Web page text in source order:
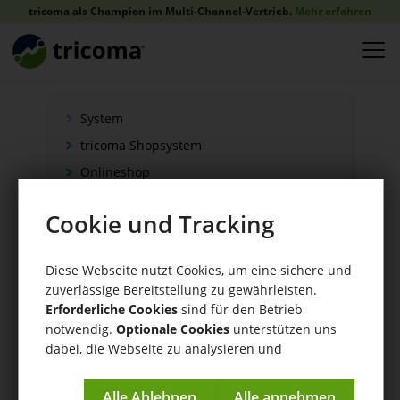
tricoma als Champion im Multi-Channel-Vertrieb. Mehr erfahren
System
tricoma Shopsystem
Onlineshop
Schnittstellen
Versand
WaWi/CRM
CRM Tools
Cookie und Tracking
Diese Webseite nutzt Cookies, um eine sichere und
zuverlässige Bereitstellung zu gewährleisten.
Erforderliche Cookies sind für den Betrieb
notwendig. Optionale Cookies unterstützen uns
dabei, die Webseite zu analysieren und